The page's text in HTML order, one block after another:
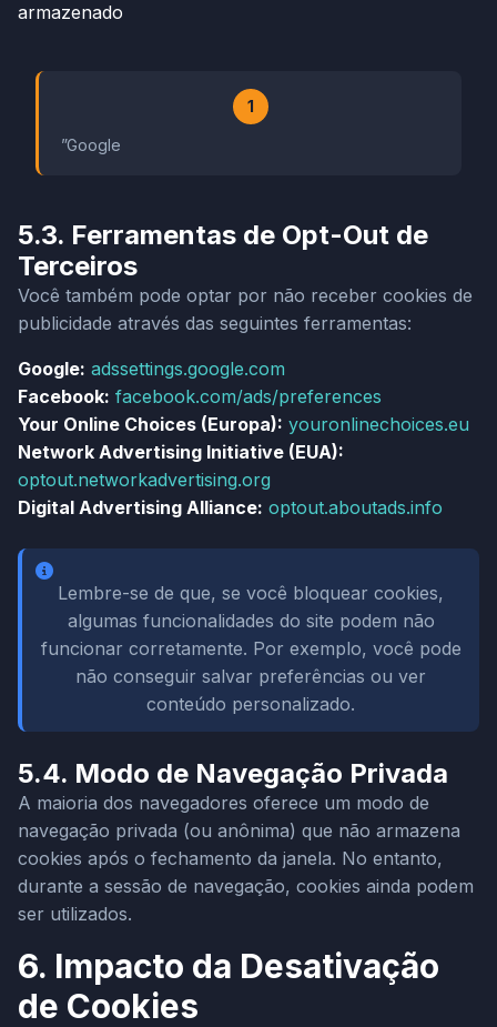
armazenado
1
”Google
5.3. Ferramentas de Opt-Out de
Terceiros
Você também pode optar por não receber cookies de
publicidade através das seguintes ferramentas:
Google: adssettings.google.com
Facebook: facebook.com/ads/preferences
Your Online Choices (Europa): youronlinechoices.eu
Network Advertising Initiative (EUA):
optout.networkadvertising.org
Digital Advertising Alliance: optout.aboutads.info
Lembre-se de que, se você bloquear cookies,
algumas funcionalidades do site podem não
funcionar corretamente. Por exemplo, você pode
não conseguir salvar preferências ou ver
conteúdo personalizado.
5.4. Modo de Navegação Privada
A maioria dos navegadores oferece um modo de
navegação privada (ou anônima) que não armazena
cookies após o fechamento da janela. No entanto,
durante a sessão de navegação, cookies ainda podem
ser utilizados.
6. Impacto da Desativação
de Cookies